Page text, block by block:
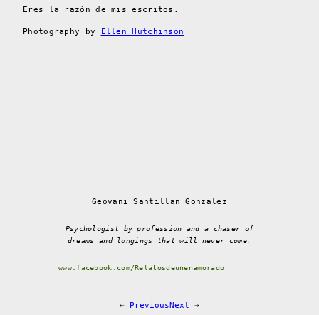
Eres la razón de mis escritos.
Photography by Ellen Hutchinson
Geovani Santillan Gonzalez
Psychologist by profession and a chaser of
dreams and longings that will never come.
www.facebook.com/Relatosdeunenamorado
← PreviousNext →